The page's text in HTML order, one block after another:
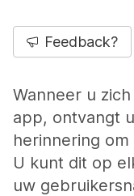
Feedback?
Wanneer u
app, ontvangt
herinnering
U kunt dit op
uw